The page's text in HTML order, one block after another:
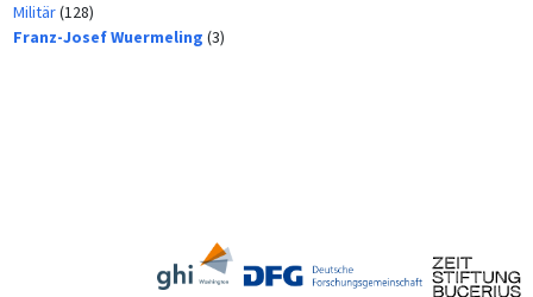
Militär(128)
Franz-Josef Wuermeling (3)